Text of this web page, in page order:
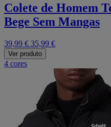
Colete de Homem
Bege Sem Mangas
39,99 € 35,99 €
Ver produto
4 cores